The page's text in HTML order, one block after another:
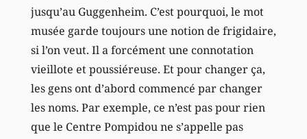
jusqu’au Guggenheim. C’est pourquoi, le mot
musée garde toujours une notion de frigidaire,
si l’on veut. Il a forcément une connotation
vieillote et poussiéreuse. Et pour changer ça,
les gens ont d’abord commencé par changer
les noms. Par exemple, ce n’est pas pour rien
que le Centre Pompidou ne s’appelle pas